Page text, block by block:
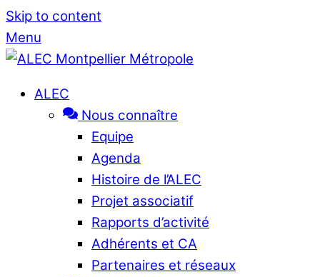
Skip to content
Menu
ALEC
Nous connaître
Equipe
Agenda
Histoire de l’ALEC
Projet associatif
Rapports d’activité
Adhérents et CA
Partenaires et réseaux